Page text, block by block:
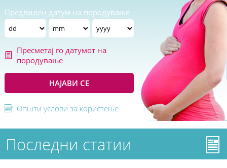
Предвиден датум на породување
Пресметај го датумот на
породување
НАЈАВИ СЕ
Општи услови за користење
Последни статии